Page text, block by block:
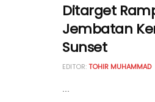
Ditarget
Jembatan
Sunset
EDITOR:TOHIR MUHAMMAD